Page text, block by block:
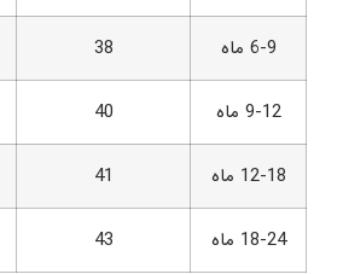
6-9 ماه 38
9-12 ماه 40
12-18 ماه 41
18-24 ماه 43